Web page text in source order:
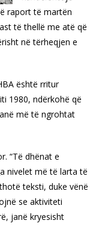
raport të martën
të thellë me atë që
në tërheqjen e
është rritur
1980, ndërkohë që
më të ngrohtat
“Të dhënat e
nivelet më të larta të
teksti, duke vënë
se aktiviteti
janë kryesisht